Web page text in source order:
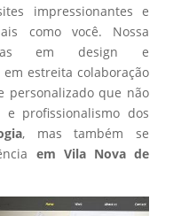
impressionantes e
como você. Nossa
em design e
estreita colaboração
personalizado que não
profissionalismo dos
, mas também se
em Vila Nova de